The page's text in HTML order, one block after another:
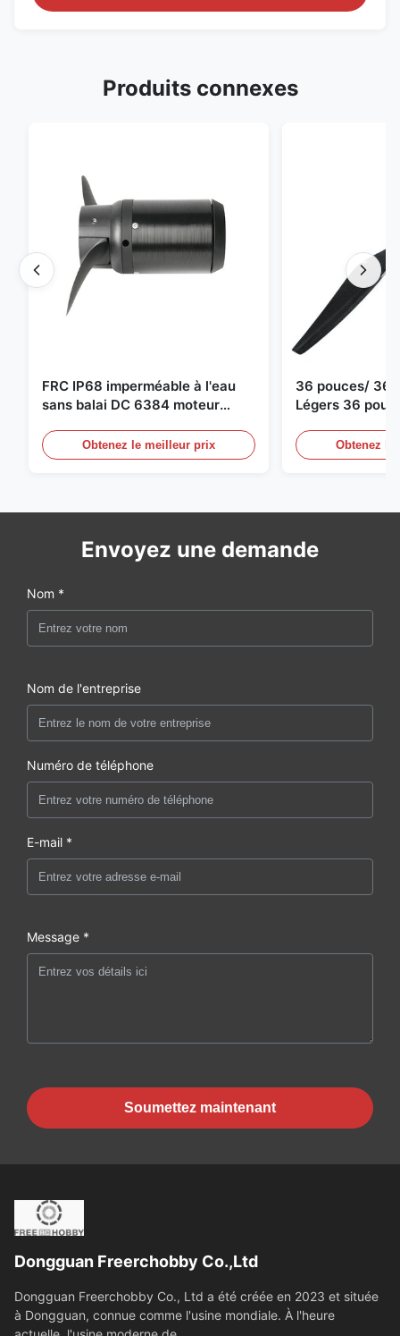
Produits connexes
FRC IP68 imperméable à l'eau
sans balai DC 6384 moteur
bateau de surf Propulseur sous-
marin
Obtenez le meilleur prix
36 pouces/
Légers 36
moteur deObtenez
Envoyez une demande
Nom *
Nom de l'entreprise
Numéro de téléphone
E-mail *
Message *
Soumettez maintenant
Dongguan Freerchobby Co.,Ltd
Dongguan Freerchobby Co., Ltd a été créée en 2023 et située
à Dongguan, connue comme l'usine mondiale. À l'heure